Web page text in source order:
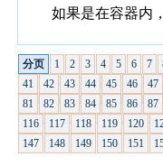
如果是在容器内
分页 1 2 3 4 5 6 7
41
42 43 44 45 46 47
81
82 83 84 85 86 87
116
117 118 119 120
147
148 149 150 151